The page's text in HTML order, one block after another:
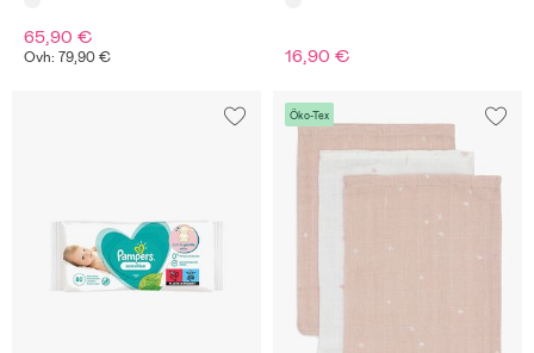
65,90 €
Ovh: 79,90 € 16,90 €
Öko-Tex